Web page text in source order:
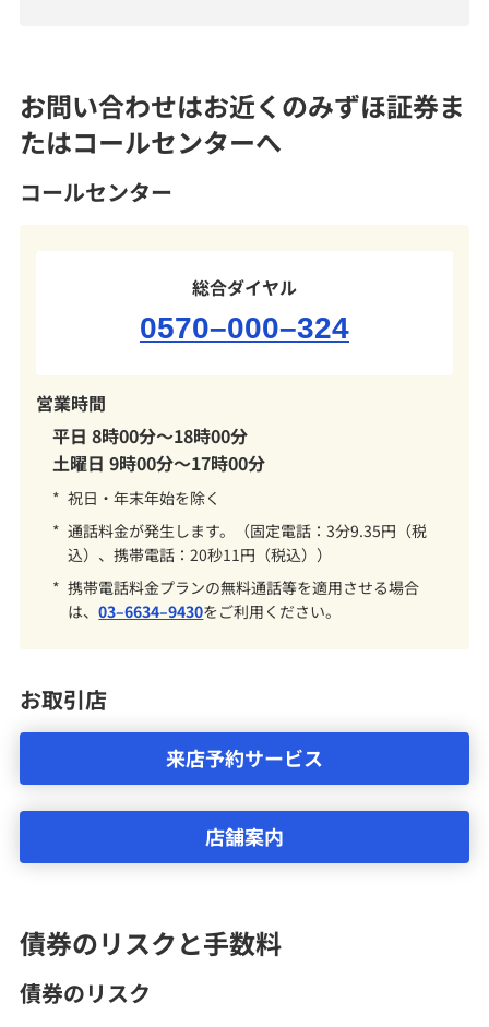
ご利用ガイド
みずほ証券について
お問い合わせはお近くのみずほ証券ま
たはコールセンターへ
コールセンター
総合ダイヤル
0570–000–324
営業時間
平日 8時00分～18時00分
土曜日 9時00分～17時00分
* 祝日・年末年始を除く
* 通話料金が発生します。（固定電話：3分9.35円（税
込）、携帯電話：20秒11円（税込））
* 携帯電話料金プランの無料通話等を適用させる場合
は、03–6634–9430をご利用ください。
お取引店
来店予約サービス
店舗案内
債券のリスクと手数料
債券のリスク